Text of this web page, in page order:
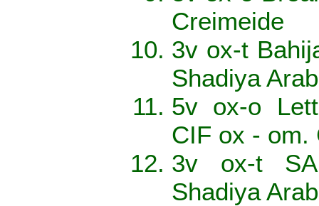
Creimeide
3v ox-t
Shadiya
5v ox-o
CIF ox - om.
3v ox-t
Shadiya